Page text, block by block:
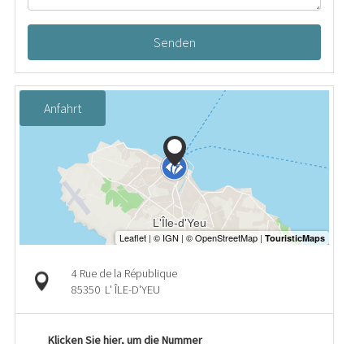
Senden
Anfahrt
4 Rue de la République
85350 L' ÎLE-D'YEU
Klicken Sie hier, um die Nummer